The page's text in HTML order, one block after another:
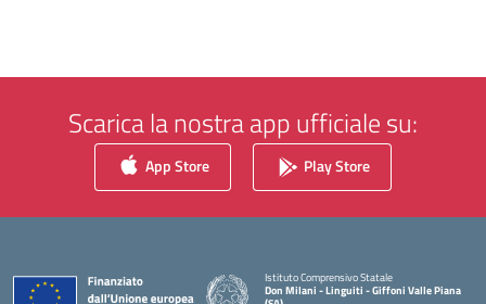
Scarica la nostra app ufficiale su:
App Store Play Store
Istituto Comprensivo Statale
Don Milani - Linguiti - Giffoni Valle Piana